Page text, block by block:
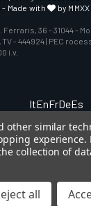
- Made with by
Ferraris, 36 - 31044 -
TV - 444924 | PEC
i.v.
ItEnFrDeEs
other similar
experience.
collection of
all